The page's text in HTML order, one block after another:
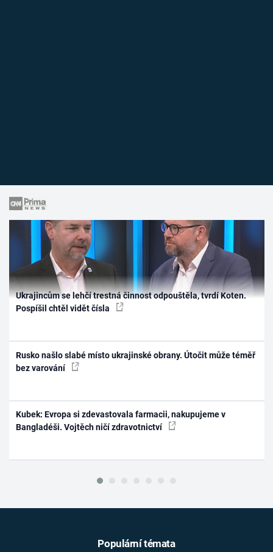
Ukrajincům se lehčí trestná činnost odpouštěla, tvrdí Koten.
Pospíšil chtěl vidět čísla
Rusko našlo slabé místo ukrajinské obrany. Útočit může téměř
bez varování
Kubek: Evropa si zdevastovala farmacii, nakupujeme v
Bangladéši. Vojtěch ničí zdravotnictví
Populární témata